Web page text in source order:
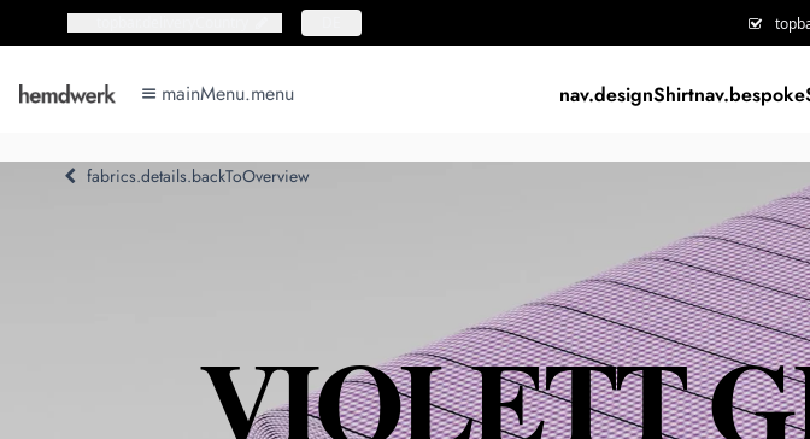
mainMenu.menu
mainMenu.menu nav.designShirt
fabrics.details.backToOverview
VIOLETT